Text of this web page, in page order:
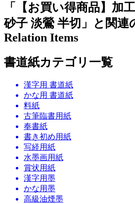
「【お買い得商品】加
砂子 淡鶯 半切」と関連
Relation Items
書道紙カテゴリ一覧
漢字用 書道紙
かな用 書道紙
料紙
古筆臨書用紙
奉書紙
書き初め用紙
写経用紙
水墨画用紙
賞状用紙
漢字用墨
かな用墨
高級油煙墨